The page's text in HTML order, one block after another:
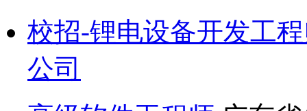
校招-锂电设备开发工
公司